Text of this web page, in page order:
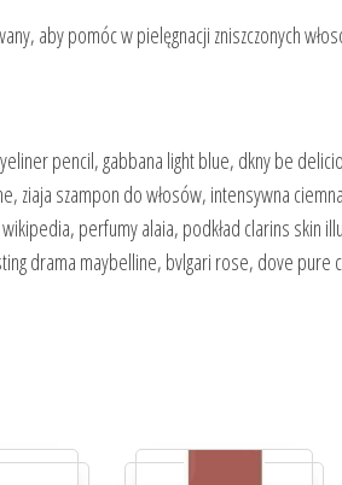
aby pomóc w pielęgnacji zniszczonych
pencil, gabbana light blue, dkny be
ziaja szampon do włosów, intensywna
perfumy alaia, podkład clarins skin
drama maybelline, bvlgari rose, dove pure